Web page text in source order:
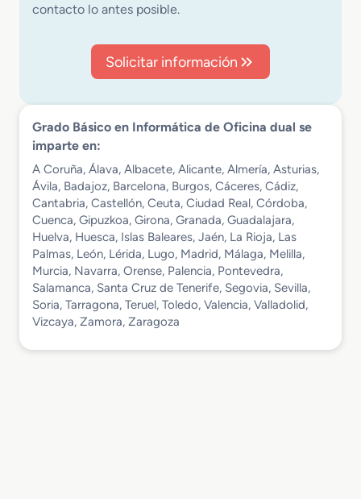
contacto lo antes posible.
Solicitar información
Grado Básico en Informática de Oficina dual se
imparte en:
A Coruña, Álava, Albacete, Alicante, Almería, Asturias,
Ávila, Badajoz, Barcelona, Burgos, Cáceres, Cádiz,
Cantabria, Castellón, Ceuta, Ciudad Real, Córdoba,
Cuenca, Gipuzkoa, Girona, Granada, Guadalajara,
Huelva, Huesca, Islas Baleares, Jaén, La Rioja, Las
Palmas, León, Lérida, Lugo, Madrid, Málaga, Melilla,
Murcia, Navarra, Orense, Palencia, Pontevedra,
Salamanca, Santa Cruz de Tenerife, Segovia, Sevilla,
Soria, Tarragona, Teruel, Toledo, Valencia, Valladolid,
Vizcaya, Zamora, Zaragoza